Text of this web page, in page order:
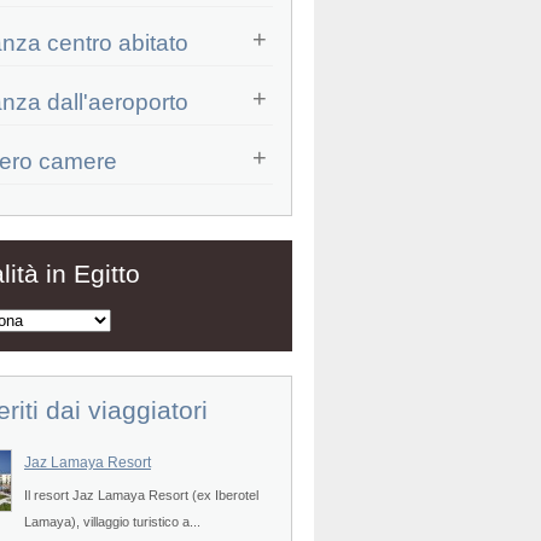
centro abitato
dall'aeroporto
camere
in Egitto
dai viaggiatori
Jaz Lamaya Resort
Il resort Jaz Lamaya Resort (ex Iberotel
Lamaya), villaggio turistico a...